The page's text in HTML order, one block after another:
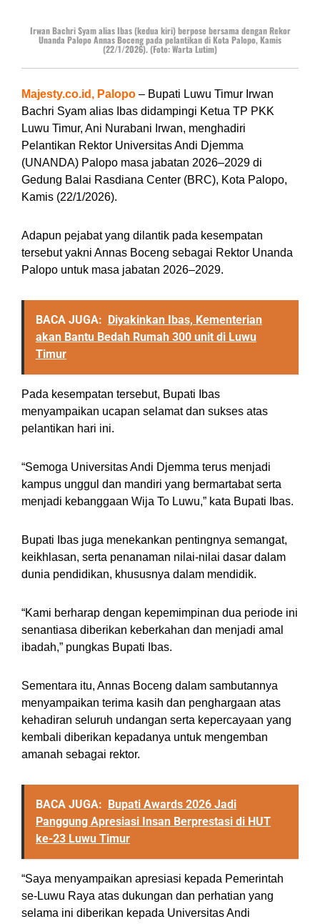
Irwan Bachri Syam alias Ibas (kedua kiri) berpose bersama dengan Rekor
Unanda Palopo Annas Boceng pada pelantikan di Kota Palopo, Kamis
(22/1/2026). (Foto: Warta Lutim)
Majesty.co.id, Palopo – Bupati Luwu Timur Irwan
Bachri Syam alias Ibas didampingi Ketua TP PKK
Luwu Timur, Ani Nurabani Irwan, menghadiri
Pelantikan Rektor Universitas Andi Djemma
(UNANDA) Palopo masa jabatan 2026–2029 di
Gedung Balai Rasdiana Center (BRC), Kota Palopo,
Kamis (22/1/2026).
Adapun pejabat yang dilantik pada kesempatan
tersebut yakni Annas Boceng sebagai Rektor Unanda
Palopo untuk masa jabatan 2026–2029.
BACA JUGA: Diyakinkan Ibas, Kementerian
akan Bantu Bedah Rumah 300 unit di Luwu
Timur
Pada kesempatan tersebut, Bupati Ibas
menyampaikan ucapan selamat dan sukses atas
pelantikan hari ini.
“Semoga Universitas Andi Djemma terus menjadi
kampus unggul dan mandiri yang bermartabat serta
menjadi kebanggaan Wija To Luwu,” kata Bupati Ibas.
Bupati Ibas juga menekankan pentingnya semangat,
keikhlasan, serta penanaman nilai-nilai dasar dalam
dunia pendidikan, khususnya dalam mendidik.
“Kami berharap dengan kepemimpinan dua periode ini
senantiasa diberikan keberkahan dan menjadi amal
ibadah,” pungkas Bupati Ibas.
Sementara itu, Annas Boceng dalam sambutannya
menyampaikan terima kasih dan penghargaan atas
kehadiran seluruh undangan serta kepercayaan yang
kembali diberikan kepadanya untuk mengemban
amanah sebagai rektor.
BACA JUGA: Bupati Awards 2026 Jadi
Panggung Apresiasi Insan Berprestasi di HUT
ke-23 Luwu Timur
“Saya menyampaikan apresiasi kepada Pemerintah
se-Luwu Raya atas dukungan dan perhatian yang
selama ini diberikan kepada Universitas Andi